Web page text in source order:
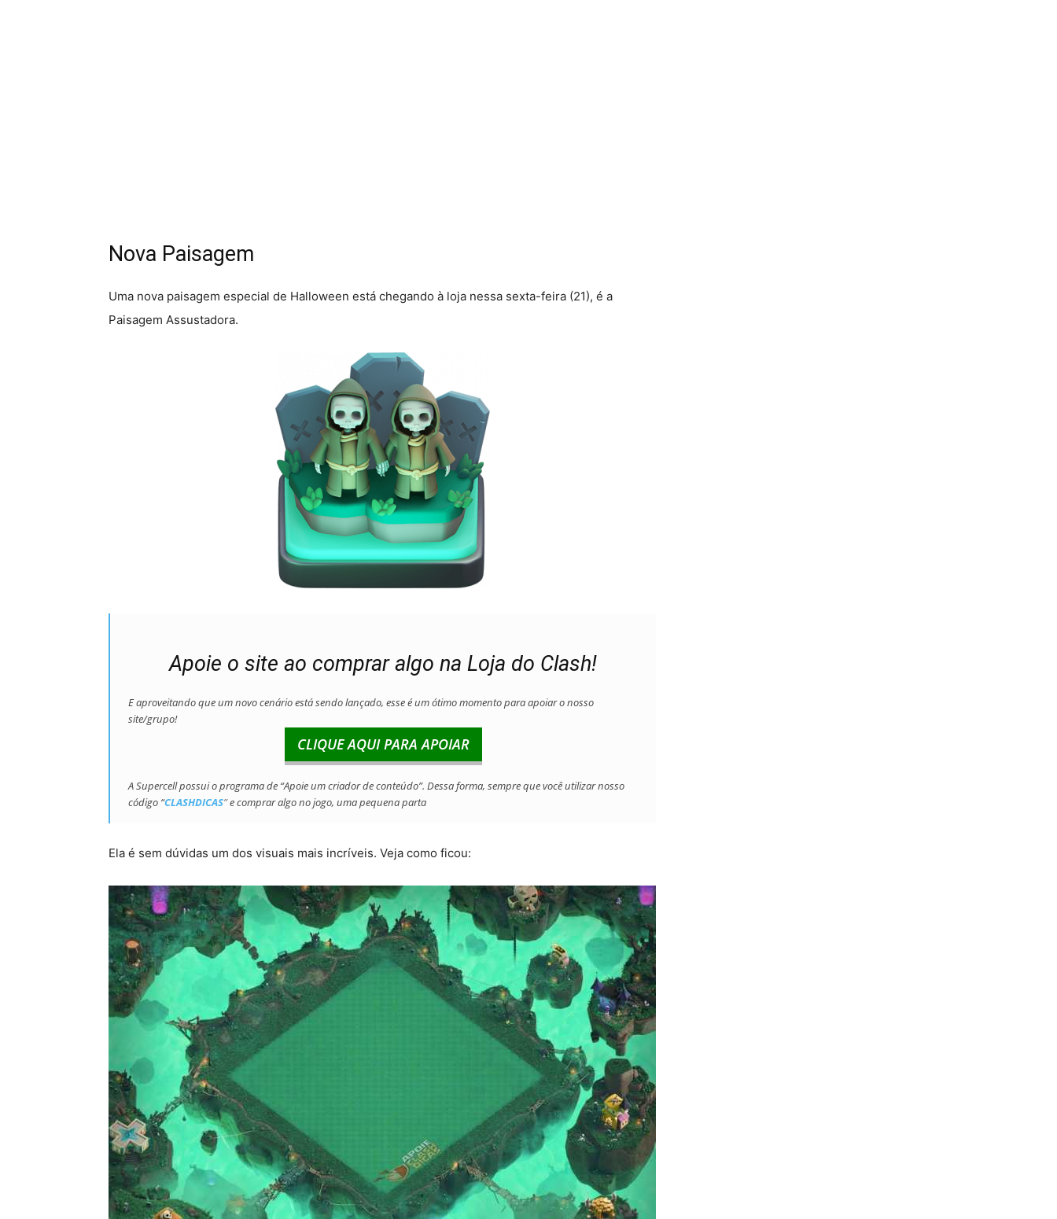
Nova Paisagem
Uma nova paisagem especial de Halloween está chegando à loja nessa sexta-feira (21), é a
Paisagem Assustadora.
Apoie o site ao comprar algo na Loja do Clash!
E aproveitando que um novo cenário está sendo lançado, esse é um ótimo momento para apoiar o nosso
site/grupo!
CLIQUE AQUI PARA APOIAR
A Supercell possui o programa de “Apoie um criador de conteúdo”. Dessa forma, sempre que você utilizar nosso
código “CLASHDICAS”e comprar algo no jogo, uma pequena parta
Ela é sem dúvidas um dos visuais mais incríveis. Veja como ficou: